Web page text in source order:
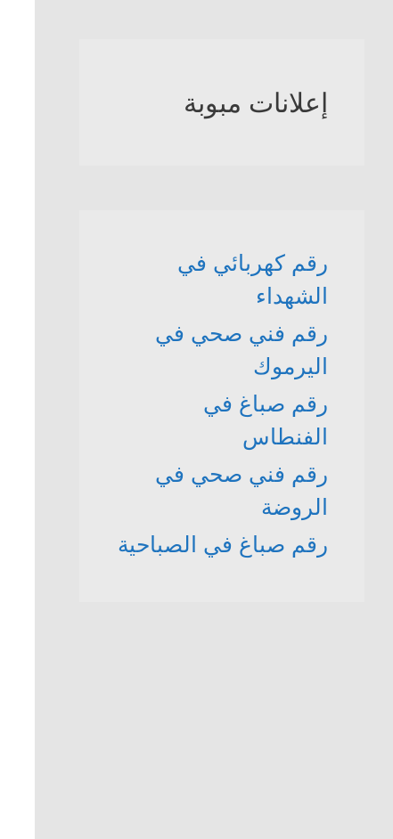
إعلانات مبوبة
رقم كهربائي في
الشهداء
رقم فني صحي في
اليرموك
رقم صباغ في
الفنطاس
رقم فني صحي في
الروضة
رقم صباغ في الصباحية